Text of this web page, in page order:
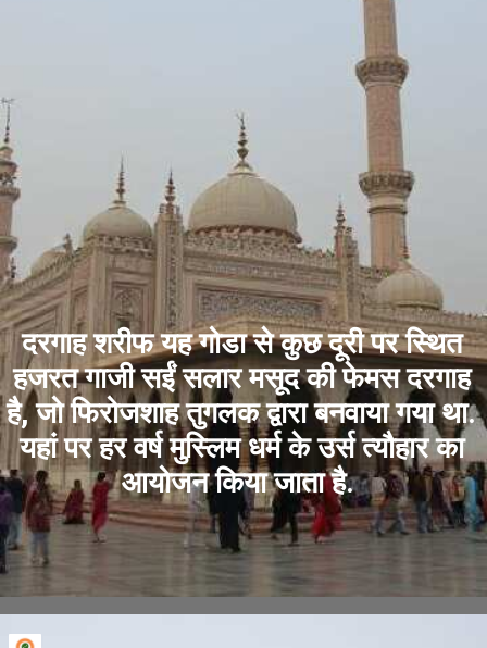
दरगाह शरीफ यह गोडा से कुछ दूरी पर स्थित
हजरत गाजी सईं सलार मसूद की फेमस दरगाह
है, जो फिरोजशाह तुगलक द्वारा बनवाया गया था.
यहां पर हर वर्ष मुस्लिम धर्म के उर्स त्यौहार का
आयोजन किया जाता है.